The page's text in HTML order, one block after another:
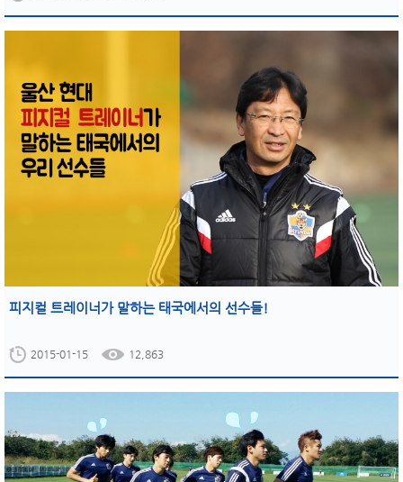
피지컬 트레이너가 말하는 태국에서의 선수들!
2015-01-15 12,863